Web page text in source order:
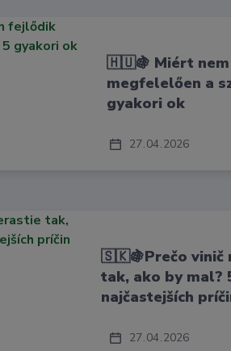
27 04 2026
🇭🇺🍇 Miért
megfelelően a
gyakori ok
27 04 2026
🇸🇰🍇Prečo vinič
tak, ako by mal?
najčastejších